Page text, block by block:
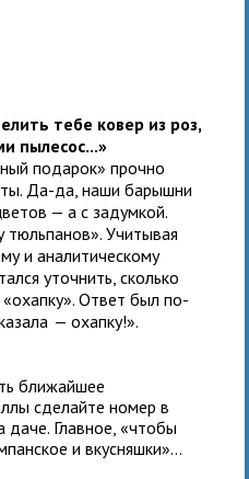
тебе ковер из роз,
пылесос...»
подарок» прочно
Да-да, наши барышни
— а с задумкой.
тюльпанов». Учитывая
и аналитическому
уточнить, сколько
Ответ был по-
— охапку!».
ближайшее
сделайте номер в
Главное, «чтобы
и вкусняшки»...